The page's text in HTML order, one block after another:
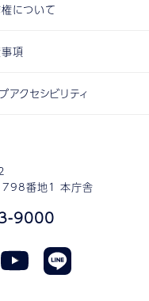
番地1 本庁舎
9000
について
項
アクセシビリティ